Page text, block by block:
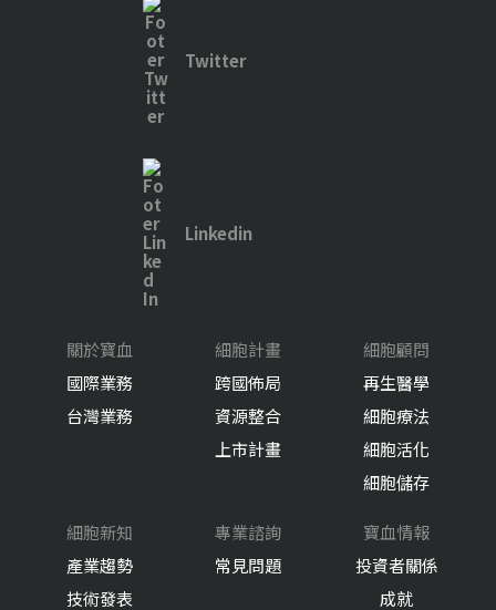
Twitter
Linkedin
關於寶血
國際業務
台灣業務
細胞計畫
跨國佈局
資源整合
上市計畫
細胞顧問
再生醫學
細胞療法
細胞活化
細胞儲存
細胞新知
產業趨勢
技術發表
專業諮詢
常見問題
寶血情報
投資者關係
成就